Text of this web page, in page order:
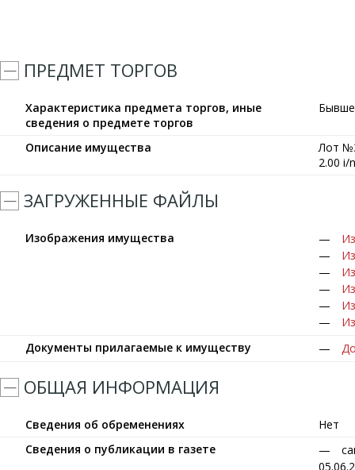
ПРЕДМЕТ ТОРГОВ
Характеристика предмета торгов, иные
сведения о предмете торгов
Описание имущества
Лот
2.00 i/
ЗАГРУЖЕННЫЕ ФАЙЛЫ
Изображения имущества
Документы прилагаемые к имуществу
ОБЩАЯ ИНФОРМАЦИЯ
Сведения об обременениях
Нет
Сведения о публикации в газете